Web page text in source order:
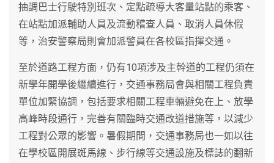
抽調巴士行駛特別班次、定點疏導大客量站點的乘客、
在站點加派輔助人員及流動稽查人員、取消人員休假
等，治安警察局則會加派警員在各校區指揮交通。
至於道路工程方面，仍有10項涉及主幹道的工程仍須在
新學年開學後繼續進行，交通事務局會與相關工程負責
單位加緊協調，包括要求相關工程車輛避免在上、放學
高峰時段通行，完善有關臨時交通改道措施等，以減少
工程對公眾的影響。暑假期間，交通事務局也一如以往
在學校區開展斑馬線、步行線等交通設施及標誌的翻新